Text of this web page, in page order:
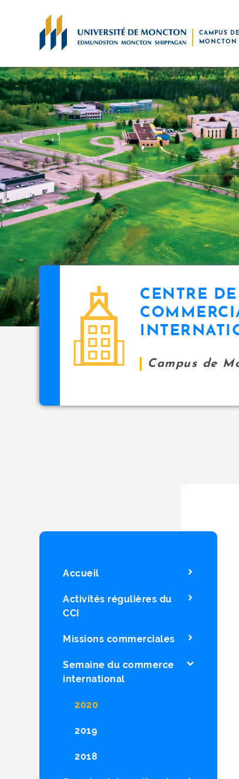
CAMPUS DE
MONCTON
CENTRE DE
Campus de
Accueil
Activités régulières du
CCI
Missions commerciales
Semaine du commerce
international
2020
2019
2018